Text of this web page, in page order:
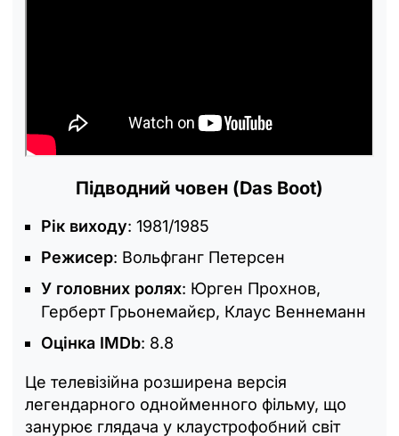
Підводний човен (Das Boot)
Рік виходу: 1981/1985
Режисер: Вольфганг Петерсен
У головних ролях: Юрген Прохнов,
Герберт Грьонемайєр, Клаус Веннеманн
Оцінка IMDb: 8.8
Це телевізійна розширена версія
легендарного однойменного фільму, що
занурює глядача у клаустрофобний світ